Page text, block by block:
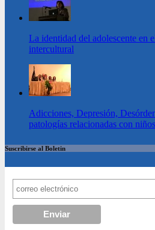
La identidad del adolescente en
intercultural
Adicciones, Depresión,
patologías relacionadas con
Suscribirse al Boletin